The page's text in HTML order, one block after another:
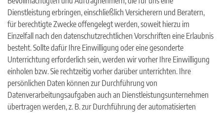
Dienstleistung erbringen, einschließlich Versicherern und Beratern,
für berechtigte Zwecke offengelegt werden, soweit hierzu im
Einzelfall nach den datenschutzrechtlichen Vorschriften eine Erlaubnis
besteht. Sollte dafür Ihre Einwilligung oder eine gesonderte
Unterrichtung erforderlich sein, werden wir vorher Ihre Einwilligung
einholen bzw. Sie rechtzeitig vorher darüber unterrichten. Ihre
persönlichen Daten können zur Durchführung von
Datenverarbeitungsaufgaben auch an Dienstleistungsunternehmen
übertragen werden, z. B. zur Durchführung der automatisierten